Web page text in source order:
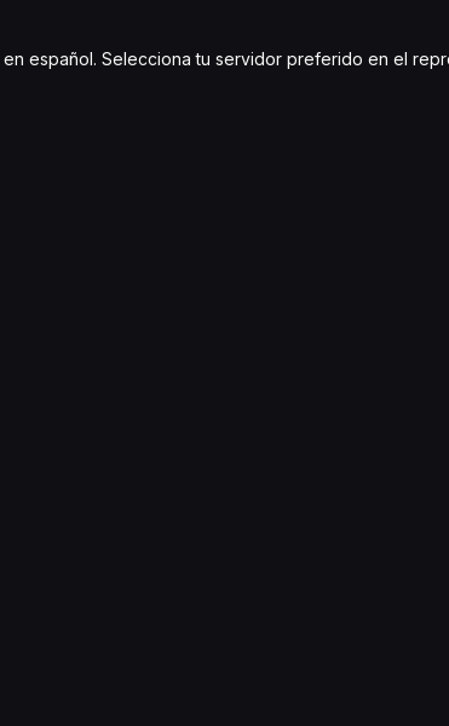
español. Selecciona tu servidor preferido en el